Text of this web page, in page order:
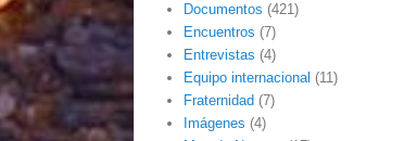
Documentos (421)
Encuentros (7)
Entrevistas (4)
Equipo internacional (11)
Fraternidad (7)
Imágenes (4)